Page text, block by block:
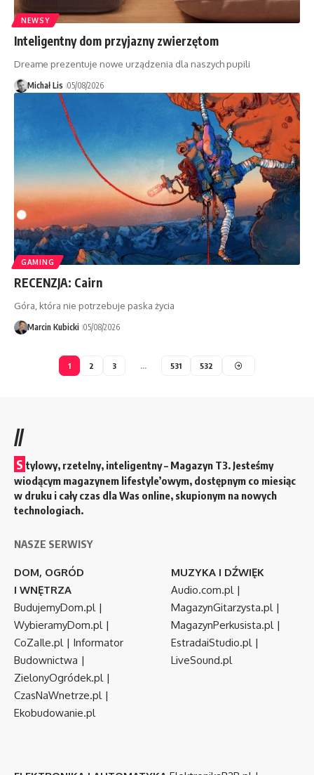
NEWSY
Inteligentny dom przyjazny zwierzętom
Dreame prezentuje nowe urządzenia dla naszych pupili
Michał Lis 05/08/2026
GAMING
RECENZJA: Cairn
Góra, która nie potrzebuje paska życia
Marcin Kubicki 05/08/2026
1 2 3 531 532
//
S tylowy, rzetelny, inteligentny – Magazyn T3. Jesteśmy
wiodącym magazynem lifestyle’owym, dostępnym co miesiąc
w druku i cały czas dla Was online, skupionym na nowych
technologiach.
NASZE SERWISY
DOM, OGRÓD
I WNĘTRZA
BudujemyDom.pl|
WybieramyDom.pl|
CoZaIle.pl| Informator
Budownictwa |
ZielonyOgródek.pl|
CzasNaWnetrze.pl|
Ekobudowanie.pl
MUZYKA I DŹWIĘK
Audio.com.pl|
MagazynGitarzysta.pl|
MagazynPerkusista.pl|
EstradaiStudio.pl|
LiveSound.pl